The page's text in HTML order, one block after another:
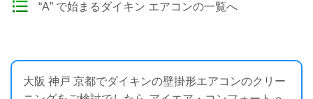
“A” で始まるダイキン エアコンの一覧へ
大阪 神戸 京都でダイキンの壁掛形エアコンのクリー